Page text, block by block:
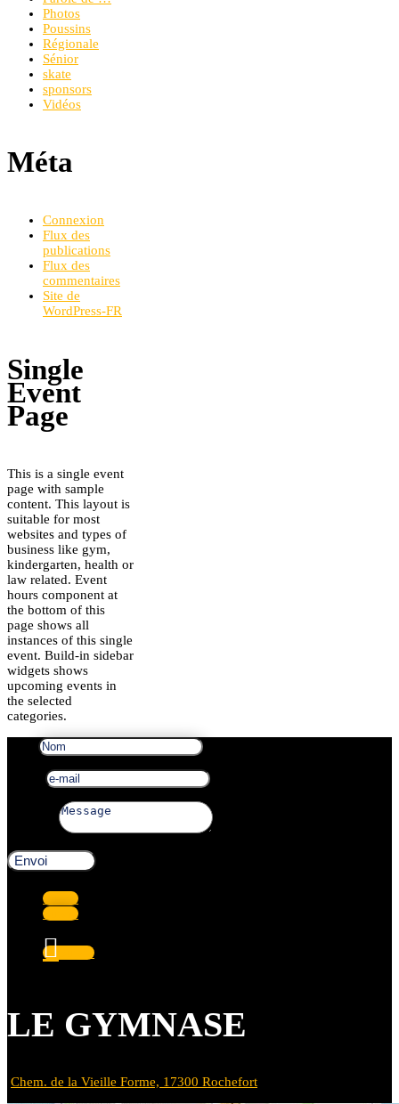
Photos
Poussins
Régionale
Sénior
skate
sponsors
Vidéos
Méta
Connexion
Flux des
publications
Flux des
commentaires
Site de
WordPress-FR
Single
Event
Page
This is a single event
page with sample
content. This layout is
suitable for most
websites and types of
business like gym,
kindergarten, health or
law related. Event
hours component at
the bottom of this
page shows all
instances of this single
event. Build-in sidebar
widgets shows
upcoming events in
the selected
categories.
Envoi
Suivre
Suivre
Suivre
LE GYMNASE
Chem. de la Vieille Forme, 17300 Rochefort